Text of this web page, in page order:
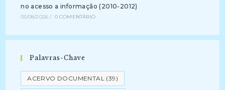
no acesso a informação (2010-2012)
03/08/2026 / 0 COMENTÁRIO
Palavras-Chave
ACERVO DOCUMENTAL (39)